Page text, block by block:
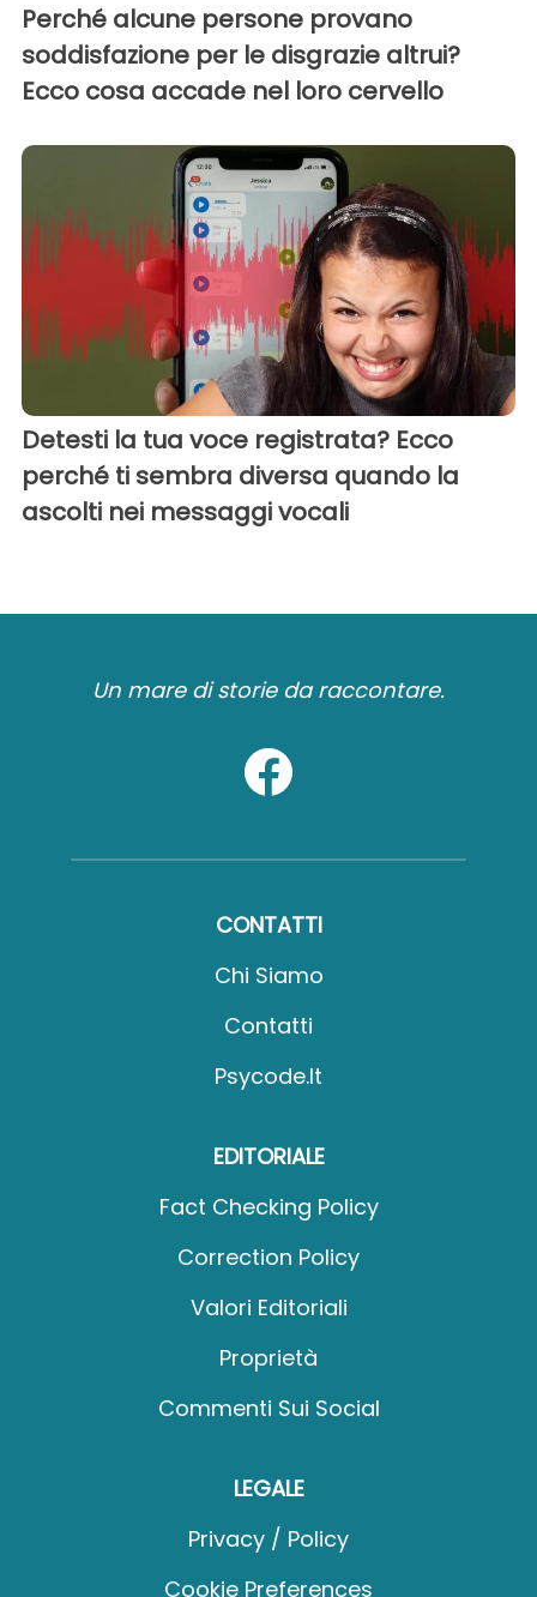
Perché alcune persone provano
soddisfazione per le disgrazie altrui?
Ecco cosa accade nel loro cervello
Detesti la tua voce registrata? Ecco
perché ti sembra diversa quando la
ascolti nei messaggi vocali
Un mare di storie da raccontare.
CONTATTI
Chi Siamo
Contatti
Psycode.it
EDITORIALE
Fact Checking Policy
Correction Policy
Valori Editoriali
Proprietà
Commenti Sui Social
LEGALE
Privacy / Policy
Cookie Preferences